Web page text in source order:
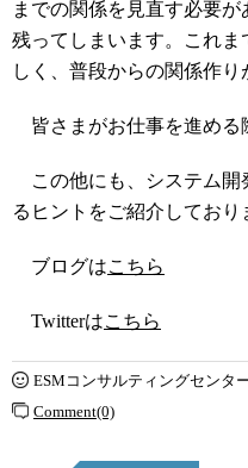
までの関係を見直す必要
残ってしまいます。これ
しく、普段からの関係作り
皆さまがお仕事を進める
この他にも、システム開
るヒントをご紹介しており
ブログはこちら
Twitterはこちら
ESMコンサルティングセンタ
Comment(0)